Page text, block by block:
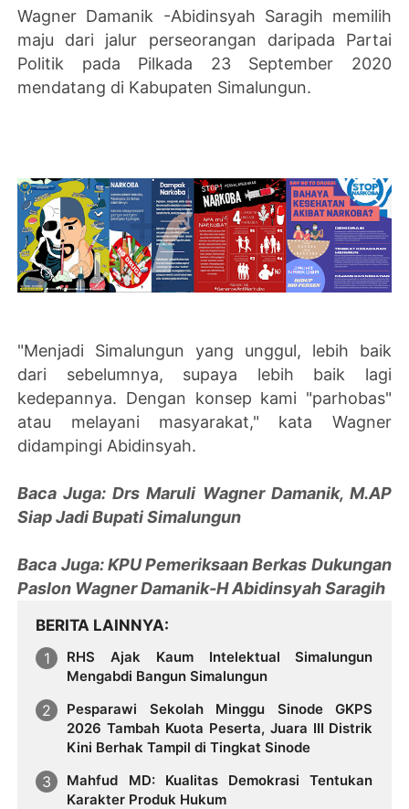
Wagner Damanik -Abidinsyah Saragih memilih
maju dari jalur perseorangan daripada Partai
Politik pada Pilkada 23 September 2020
mendatang di Kabupaten Simalungun.
"Menjadi Simalungun yang unggul, lebih baik
dari sebelumnya, supaya lebih baik lagi
kedepannya. Dengan konsep kami "parhobas"
atau melayani masyarakat," kata Wagner
didampingi Abidinsyah.
Baca Juga: Drs Maruli Wagner Damanik, M.AP
Siap Jadi Bupati Simalungun
Baca Juga: KPU Pemeriksaan Berkas Dukungan
Paslon Wagner Damanik-H Abidinsyah Saragih
BERITA LAINNYA
RHS Ajak Kaum Intelektual Simalungun
Mengabdi Bangun Simalungun
Pesparawi Sekolah Minggu Sinode GKPS
2026 Tambah Kuota Peserta, Juara III Distrik
Kini Berhak Tampil di Tingkat Sinode
Mahfud MD: Kualitas Demokrasi Tentukan
Karakter Produk Hukum